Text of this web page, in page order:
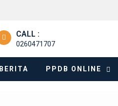
CALL :
0260471707
BERITA PPDB ONLINE